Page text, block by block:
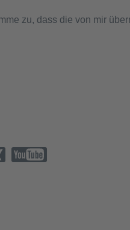
zu, dass die von mir